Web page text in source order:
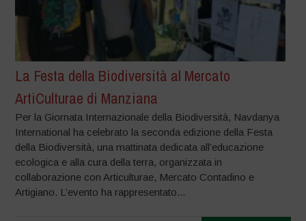
La Festa della Biodiversità al Mercato
ArtiCulturae di Manziana
Per la Giornata Internazionale della Biodiversità, Navdanya
International ha celebrato la seconda edizione della Festa
della Biodiversità, una mattinata dedicata all’educazione
ecologica e alla cura della terra, organizzata in
collaborazione con Articulturae, Mercato Contadino e
Artigiano. L’evento ha rappresentato...